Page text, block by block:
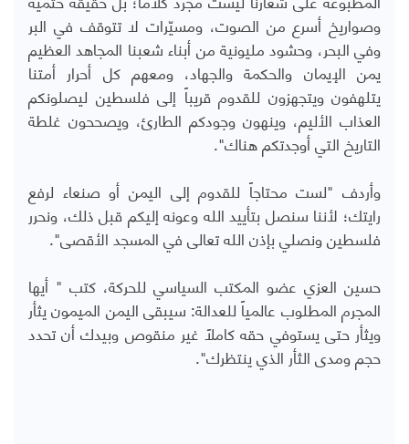
وصواريخ أسرع من الصوت، ومسيّرات لا تتوقف في البر
وفي البحر، وحشود مليونية من أبناء شعبنا المجاهد العظيم
يمن الإيمان والحكمة والجهاد، ومعهم كل أحرار أمتنا
يتلهفون ويتجهزون للقدوم قريباً إلى فلسطين ليصلونكم
العذاب الأليم، وينهون وجودكم الطارئ، ويصححون غلطة
التاريخ التي أوجدتكم هناك".
وأردف "لست محتاجاً للقدوم إلى اليمن أو صنعاء لرفع
رايتك؛ لأننا سنصل بتأييد الله وعونه إليكم قبل ذلك، ونحرر
فلسطين ونصلي بإذن الله تعالى في المسجد الأقصى".
حسين العزي عضو المكتب السياسي للحركة، كتب " أيها
المجرم المطلوب عالمياً للعدالة: سيبقى اليمن الميمون يثأر
ويثأر حتى يستوفي حقه كاملاً غير منقوص وبيدك أن تحدد
حجم ومدى الثأر الذي ينتظرك".